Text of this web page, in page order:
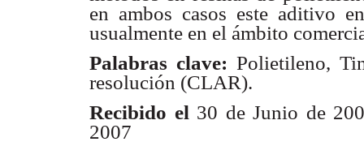
en ambos casos este aditivo
usualmente en el ámbito
Palabras clave:Polietileno,
resolución (CLAR).
Recibido el 30 de Junio de
2007